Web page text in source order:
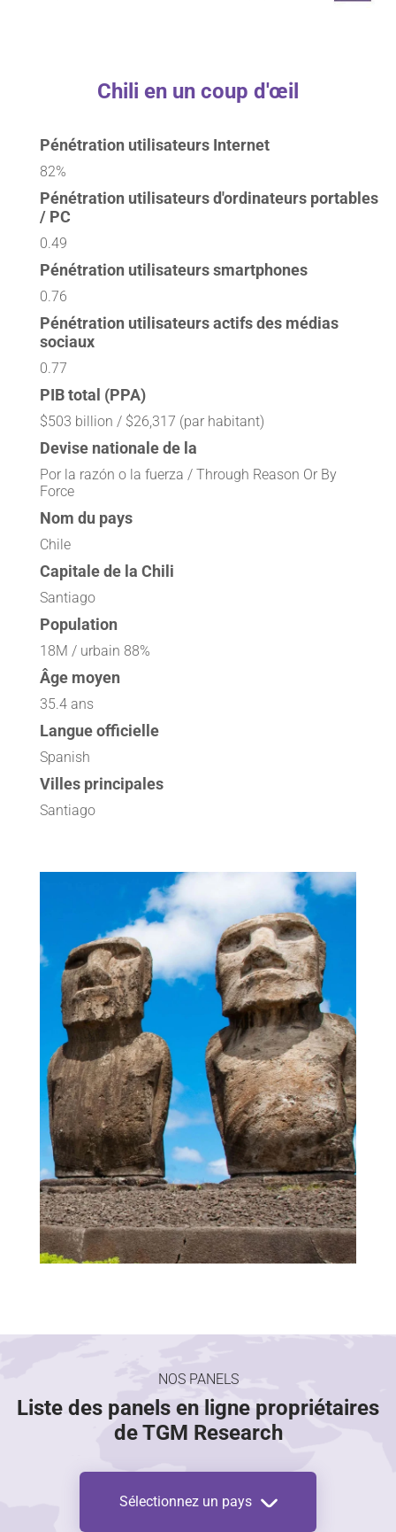
Chili en un coup d'œil
Pénétration utilisateurs Internet
82%
Pénétration utilisateurs d'ordinateurs portables
/ PC
0.49
Pénétration utilisateurs smartphones
0.76
Pénétration utilisateurs actifs des médias
sociaux
0.77
PIB total (PPA)
$503 billion / $26,317 (par habitant)
Devise nationale de la
Por la razón o la fuerza / Through Reason Or By
Force
Nom du pays
Chile
Capitale de la Chili
Santiago
Population
18M / urbain 88%
Âge moyen
35.4 ans
Langue officielle
Spanish
Villes principales
Santiago
NOS PANELS
Liste des panels en ligne propriétaires
de TGM Research
Sélectionnez un pays